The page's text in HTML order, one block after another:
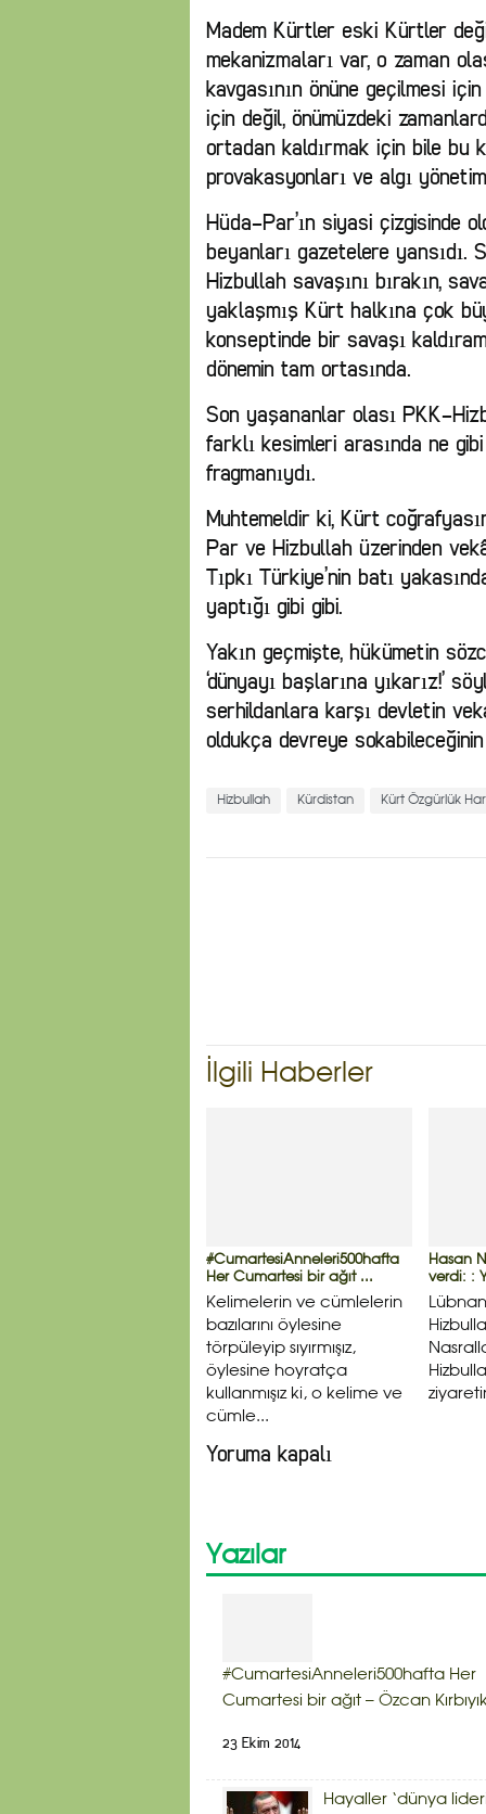
Madem Kürtler eski Kürtler
mekanizmaları var, o zaman
kavgasının önüne geçilmesi
için değil, önümüzdeki
ortadan kaldırmak için bile bu
provakasyonları ve algı
Hüda-Par’ın siyasi çizgisinde
beyanları gazetelere yansıdı.
Hizbullah savaşını bırakın,
yaklaşmış Kürt halkına çok
konseptinde bir savaşı
dönemin tam ortasında.
Son yaşananlar olası PKK-
farklı kesimleri arasında ne
fragmanıydı.
Muhtemeldir ki, Kürt
Par ve Hizbullah üzerinden
Tıpkı Türkiye’nin batı
yaptığı gibi gibi.
Yakın geçmişte, hükümetin
‘dünyayı başlarına yıkarız!’
serhildanlara karşı devletin
oldukça devreye sokabileceğinin
Hizbullah Kürdistan Kürt Özgürlük
İlgili Haberler
#CumartesiAnneleri500hafta
Her Cumartesi bir ağıt ...
Kelimelerin ve cümlelerin
bazılarını öylesine
törpüleyip sıyırmışız,
öylesine hoyratça
kullanmışız ki, o kelime ve
cümle...
Hasan
verdi: :
Yoruma kapalı
Yazılar
#CumartesiAnneleri500hafta Her
Cumartesi bir ağıt – Özcan
23 Ekim 2014
Hayaller ‘dünya